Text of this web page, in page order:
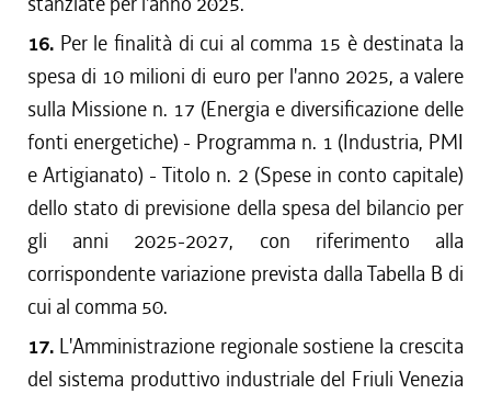
16. Per le finalità di cui al comma 15 è destinata la
spesa di 10 milioni di euro per l'anno 2025, a valere
sulla Missione n. 17 (Energia e diversificazione delle
fonti energetiche) - Programma n. 1 (Industria, PMI
e Artigianato) - Titolo n. 2 (Spese in conto capitale)
dello stato di previsione della spesa del bilancio per
gli anni 2025-2027, con riferimento alla
corrispondente variazione prevista dalla Tabella B di
cui al comma 50.
17. L'Amministrazione regionale sostiene la crescita
del sistema produttivo industriale del Friuli Venezia